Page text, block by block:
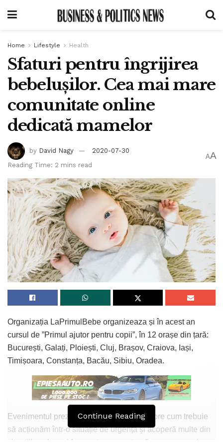
Home Lifestyle Health
Sfaturi pentru îngrijirea
bebelușilor. Cea mai mare
comunitate online
dedicată mamelor
by David Nagy
2020-07-30
Reading Time: 2 mins read
AA
Organizația LaPrimulBebe organizeaza și în acest an
cursul de ”Primul ajutor pentru copii”, în 12 orașe din țară:
București, Galați, Ploiești, Cluj, Brașov, Craiova, Iași,
Timișoara, Constanța, Bacău, Sibiu, Oradea.
Evenimentul prezintă noțiuni de bază despre cum trebuie
să acționăm într-o situație de urgență și acoperă multe din
situațiile cele mai frecvente care pot apărea, precum și
Continue Reading